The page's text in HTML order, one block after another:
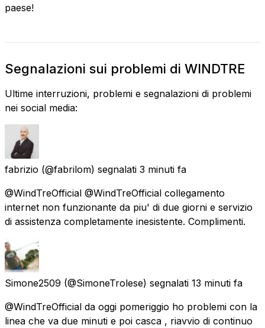
paese!
Segnalazioni sui problemi di WINDTRE
Ultime interruzioni, problemi e segnalazioni di problemi
nei social media:
fabrizio (@fabrilom) segnalati 3 minuti fa
@WindTreOfficial @WindTreOfficial collegamento
internet non funzionante da piu' di due giorni e servizio
di assistenza completamente inesistente. Complimenti.
Simone2509 (@SimoneTrolese) segnalati 13 minuti fa
@WindTreOfficial da oggi pomeriggio ho problemi con la
linea che va due minuti e poi casca , riavvio di continuo